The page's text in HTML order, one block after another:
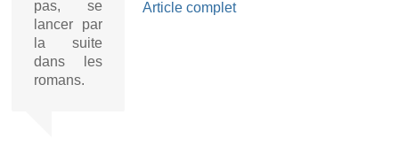
pas, se
lancer par
la suite
dans les
romans.
Article complet